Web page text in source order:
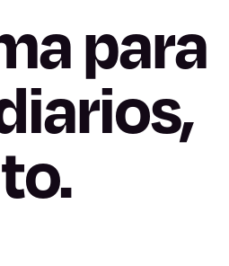
para